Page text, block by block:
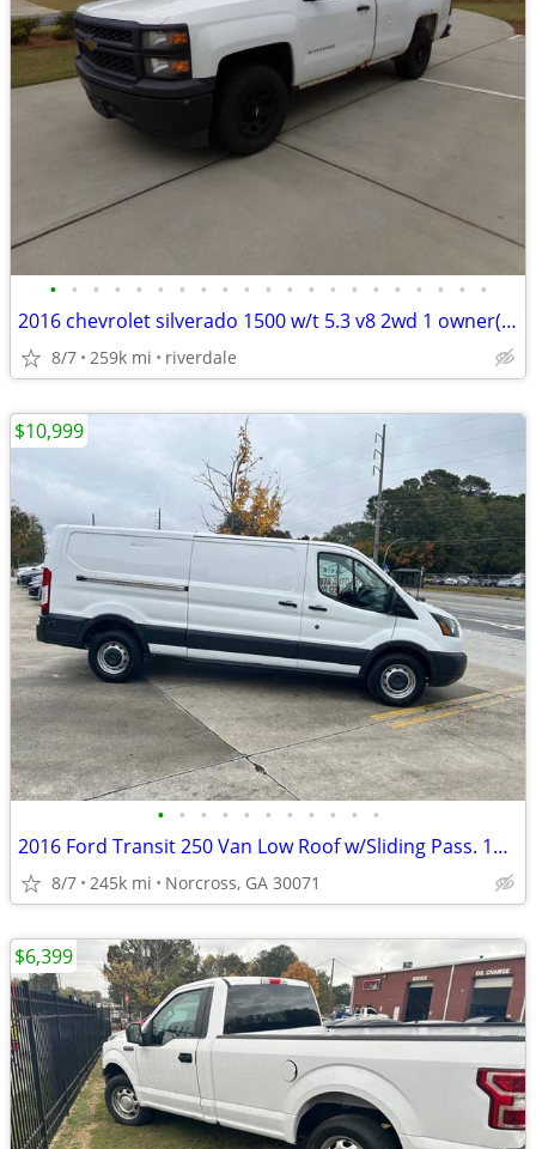
• • • • • • • • • • • • • • • • • • • • •
2016 chevrolet silverado 1500 w/t 5.3 v8 2wd 1 owner(259K)hwy mi %%%%
8/7 259k mi riverdale
• • • • • • • • • • •
2016 Ford Transit 250 Van Low Roof w/Sliding Pass. 148-in. WB
8/7 245k mi Norcross, GA 30071
$10,999
$6,399